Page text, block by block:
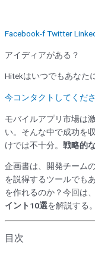
Facebook-fTwitter
アイディアがある？
Hitekはいつでもあなた
今コンタクトしてくだ
モバイルアプリ市場は
い。そんな中で成功を
けでは不十分。 戦略的
企画書は、開発チーム
を説得するツールでも
を作れるのか？今回は、
イント10選を解説する。
目次